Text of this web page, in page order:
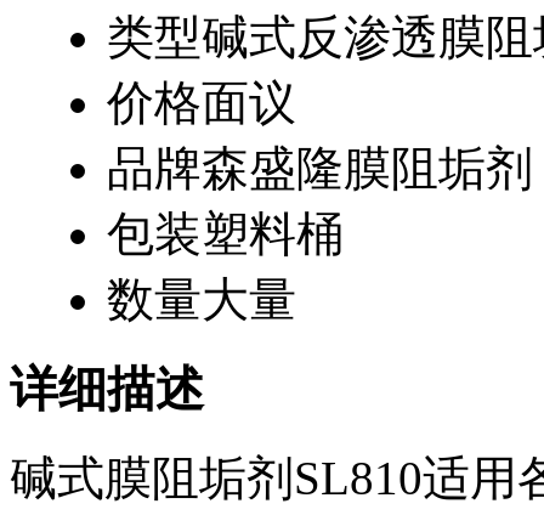
类型碱式反渗透膜
价格面议
品牌森盛隆膜阻垢剂
包装塑料桶
数量大量
详细描述
碱式膜阻垢剂SL810适用